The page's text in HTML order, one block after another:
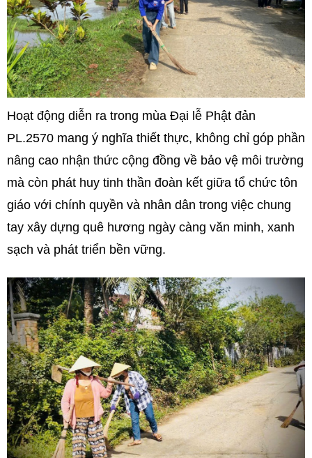
Hoạt động diễn ra trong mùa Đại lễ Phật đản
PL.2570 mang ý nghĩa thiết thực, không chỉ góp phần
nâng cao nhận thức cộng đồng về bảo vệ môi trường
mà còn phát huy tinh thần đoàn kết giữa tổ chức tôn
giáo với chính quyền và nhân dân trong việc chung
tay xây dựng quê hương ngày càng văn minh, xanh
sạch và phát triển bền vững.